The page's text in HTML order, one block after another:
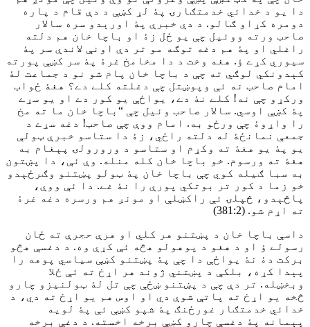
دا يو د خدائي خدمتګارۍ پۀ لړ کښې د دې قام د پاره
دومره کړاو ګالو. د دې خبرې پۀ اورېدو سره سالار
صاحب ورته ووئيل چې يو ځل زۀ او باچا خان هم دلته
راغلي او پۀ هم دغه توګه مو تر دې اونې لاندې سر پۀ
سيوري کړے ؤ. هغه وخت د دا مخامخ غرۀ پۀ سر کښې پورته
کېدونکي لوګي ته چې د باچا خان پام شو نو د جماعت لۀ
امام صاحب نه ئې وپوښتل چې دغلته کلے دے؟ هغۀ ځواب
ورکړو چې نه! کلے نۀ دے، يواځې يو کور دے او يو سړے
پۀ کښې اوسي. سالار صاحب وئيل چې “باچا خان ما ته مخ
را واړوۀ چې ورځو به. امام ووې چې صاحب! دغه سړے د
جمعې نمانځۀ له دلته راځي، زۀ دا ستاسو خبرې ټولې
يو پۀ يو هغۀ ته وکړم او ستاسو د ورورولۍ پېغام به
هغۀ ته ورسوم. خو باچا خان کله منله. وې ئې، دا پښتون
به سبا ګيله کوي چې باچا خان پۀ ټولو پښتنو وګرځېدو
خو زما د کور تر بوتکي پورې را نۀ غے. دا ئې ووې،
پاڅېدو، څپلۍ ئې راکښلې او مونږ هم ورسره دغه غرۀ
ته اړم شو. (381:2)
داسې باچا خان د پښتنو هر کلي او هرې حجرې ته ځان
رسولے ؤ او د هغو د پوهولو هڅه ئې کړې وه. د دغسې هڅو
برکت دۀ نۀ يواځې دا چې پۀ پښتنو کښې سياسي پوهه را
پېدا کړه، بلکې د پښتني ژوند هر اړخ ته ئې ځلا
وبخښله. تر دې چې د پښتنو ښځې چې تل لۀ ټولنيزو چارو
څخه يو اړخ ته پاتې شوې دي او اوس هم يو اړخ ته دي، د
خدائي خدمتګار غورځنګ پۀ شپو کښې ئې پۀ لويه
پېمانه پۀ دغسې چارو کښې برخه اخسته. د دغې برخه